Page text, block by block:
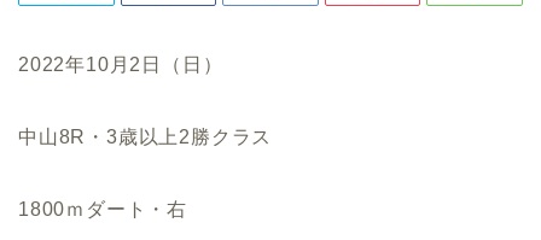
2022年10月2日（日）
中山8R・3歳以上2勝クラス
1800ｍダート・右